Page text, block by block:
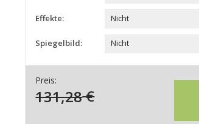
Effekte: Nicht
Spiegelbild: Nicht
Preis:
131,28€